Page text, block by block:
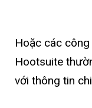
Hoặc các
Hootsuite
với thông tin